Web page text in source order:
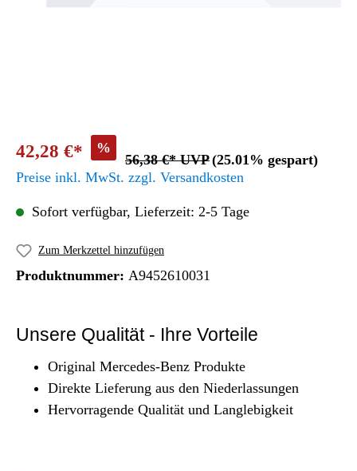
42,28 €* %
56,38 €* UVP(25.01% gespart)
Preise inkl. MwSt. zzgl. Versandkosten
Sofort verfügbar, Lieferzeit: 2-5 Tage
Zum Merkzettel hinzufügen
Produktnummer: A9452610031
Unsere Qualität - Ihre Vorteile
Original Mercedes-Benz Produkte
Direkte Lieferung aus den Niederlassungen
Hervorragende Qualität und Langlebigkeit